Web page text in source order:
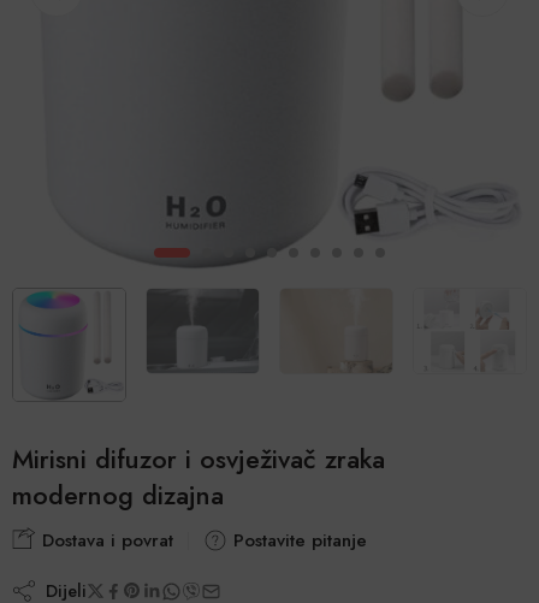
Mirisni difuzor i osvježivač zraka
modernog dizajna
Dostava i povrat Postavite pitanje
Dijeli